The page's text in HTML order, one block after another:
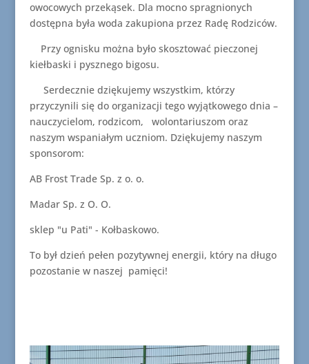
owocowych przekąsek. Dla mocno spragnionych
dostępna była woda zakupiona przez Radę Rodziców.
Przy ognisku można było skosztować pieczonej
kiełbaski i pysznego bigosu.
Serdecznie dziękujemy wszystkim, którzy
przyczynili się do organizacji tego wyjątkowego dnia –
nauczycielom, rodzicom, wolontariuszom oraz
naszym wspaniałym uczniom. Dziękujemy naszym
sponsorom:
AB Frost Trade Sp. z o. o.
Madar Sp. z O. O.
sklep "u Pati" - Kołbaskowo.
To był dzień pełen pozytywnej energii, który na długo
pozostanie w naszej pamięci!